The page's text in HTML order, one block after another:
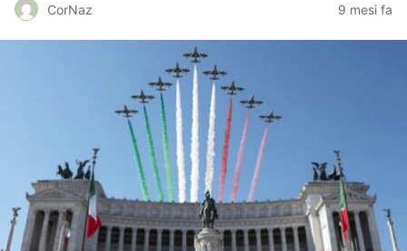
CorNaz 9 mesi fa